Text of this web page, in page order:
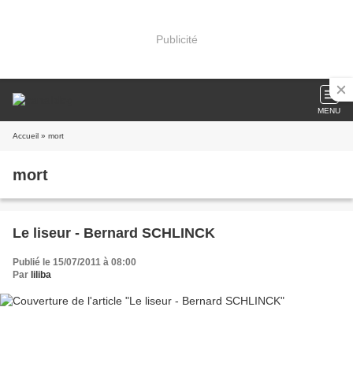
Publicité
MENU
Accueil » mort
mort
Le liseur - Bernard SCHLINCK
Publié le 15/07/2011 à 08:00
Par liliba